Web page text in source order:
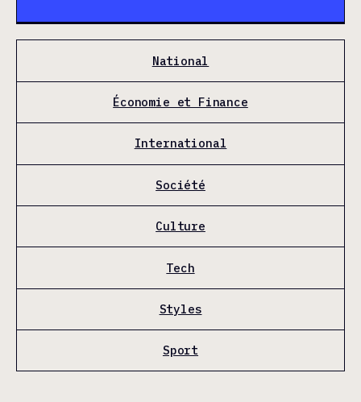
National
Économie et Finance
International
Société
Culture
Tech
Styles
Sport